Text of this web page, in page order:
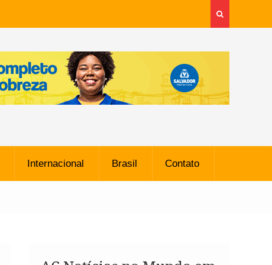
Internacional Brasil Contato